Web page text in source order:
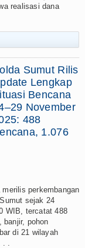
realisasi dana
Sumut Rilis
Lengkap
Bencana
November
488
1.076
perkembangan
sejak 24
WIB, tercatat 488
banjir, pohon
di 21 wilayah
.